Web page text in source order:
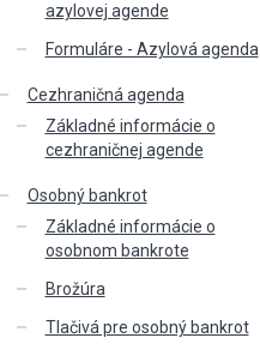
azylovej agende
Formuláre - Azylová agenda
Cezhraničná agenda
Základné informácie o
cezhraničnej agende
Osobný bankrot
Základné informácie o
osobnom bankrote
Brožúra
Tlačivá pre osobný bankrot